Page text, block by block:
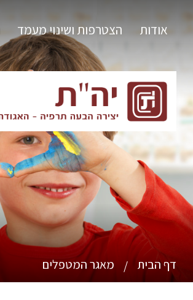
אודות הצטרפות ושינוי מעמד
דף הבית / מאגר המטפלים